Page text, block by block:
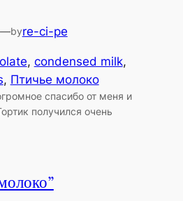
byre-ci-pe
, condensed milk
, Птичье молоко
спасибо от меня и
получился очень